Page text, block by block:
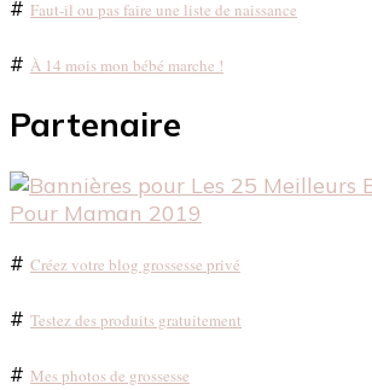
# Faut-il ou pas faire une liste de naissance
# À 14 mois mon bébé marche !
Partenaire
# Créez votre blog grossesse privé
# Testez des produits gratuitement
# Mes photos de grossesse